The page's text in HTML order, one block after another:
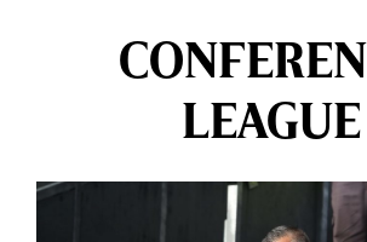
LEAGUE